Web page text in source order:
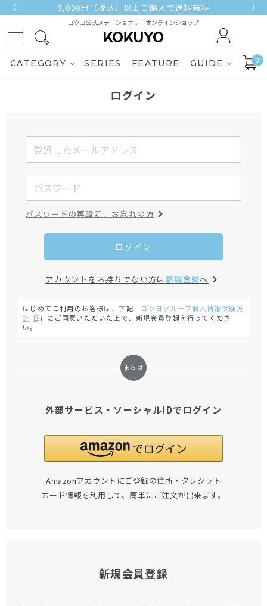
3,000円（税込）以上ご購入で送料無料
コクヨ公式ステーショナリーオンラインショップ
CATEGORY SERIES FEATURE GUIDE 0
ログイン
パスワードの再設定、お忘れの方
ログイン
アカウントをお持ちでない方は新規登録へ
はじめてご利用のお客様は、下記「コクヨグループ個人情報保護方
針
」にご同意いただいた上で、新規会員登録を行ってくださ
い。
外部サービス・ソーシャルIDでログイン
Amazonアカウントにご登録の住所・クレジット
カード情報を利用して、簡単にご注文が出来ます。
新規会員登録